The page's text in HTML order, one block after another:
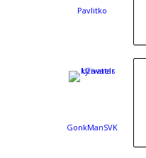
Pavlitko
GonkManSVK